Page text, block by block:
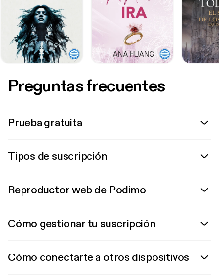
Preguntas frecuentes
Prueba gratuita
Tipos de suscripción
Reproductor web de Podimo
Cómo gestionar tu suscripción
Cómo conectarte a otros dispositivos